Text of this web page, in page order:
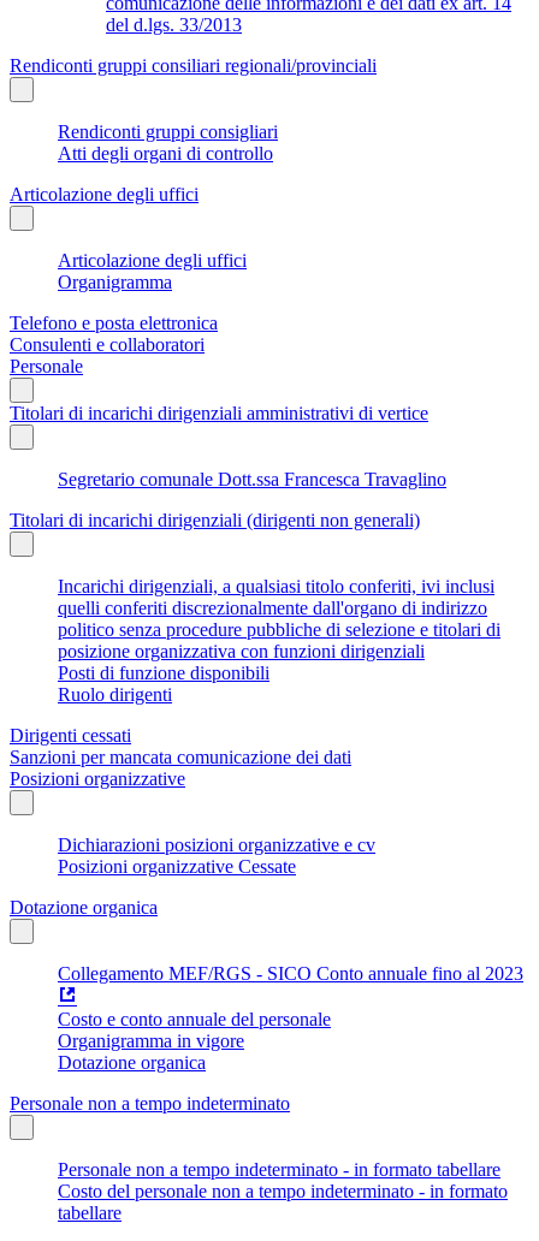
del d.lgs. 33/2013
Rendiconti gruppi consiliari regionali/provinciali
Rendiconti gruppi consigliari
Atti degli organi di controllo
Articolazione degli uffici
Articolazione degli uffici
Organigramma
Telefono e posta elettronica
Consulenti e collaboratori
Personale
Titolari di incarichi dirigenziali amministrativi di vertice
Segretario comunale Dott.ssa Francesca Travaglino
Titolari di incarichi dirigenziali (dirigenti non generali)
Incarichi dirigenziali, a qualsiasi titolo conferiti, ivi inclusi
quelli conferiti discrezionalmente dall'organo di indirizzo
politico senza procedure pubbliche di selezione e titolari di
posizione organizzativa con funzioni dirigenziali
Posti di funzione disponibili
Ruolo dirigenti
Dirigenti cessati
Sanzioni per mancata comunicazione dei dati
Posizioni organizzative
Dichiarazioni posizioni organizzative e cv
Posizioni organizzative Cessate
Dotazione organica
Collegamento MEF/RGS - SICO Conto annuale fino al 2023
Costo e conto annuale del personale
Organigramma in vigore
Dotazione organica
Personale non a tempo indeterminato
Personale non a tempo indeterminato - in formato tabellare
Costo del personale non a tempo indeterminato - in formato
tabellare